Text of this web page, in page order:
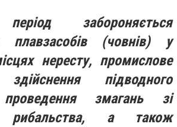
забороняється
плавзасобів (човнів) у
нересту, промислове
здійснення підводного
змагань зі
рибальства, а також